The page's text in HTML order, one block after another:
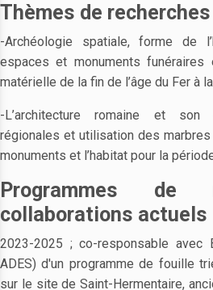
Thèmes de recherches
-Archéologie spatiale, forme de
espaces et monuments funéraires
matérielle de la fin de l’âge du Fer à
-L’architecture romaine et son
régionales et utilisation des
monuments et l’habitat pour la
Programmes de
collaborations actuels
2023-2025 ; co-responsable avec
ADES) d'un programme de fouille
sur le site de Saint-Hermentaire,